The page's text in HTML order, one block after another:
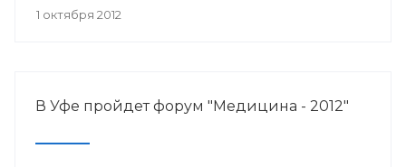
Синди Робинсон.
1 октября 2012
В Уфе пройдет форум "Медицина - 2012"